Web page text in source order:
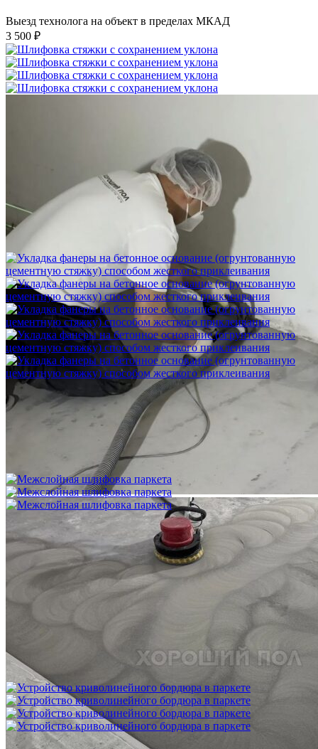
Выезд технолога на объект в пределах МКАД
3 500 ₽
Шлифовка стяжки с сохранением уклона
Укладка фанеры на бетонное основание (огрунтованную
цементную стяжку) способом жесткого приклеивания
Межслойная шлифовка паркета
1 200 ₽